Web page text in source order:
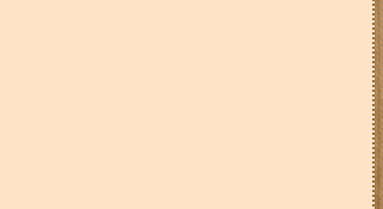
У Запоріжжі через загрозу російських
призупинили роботу ринок,